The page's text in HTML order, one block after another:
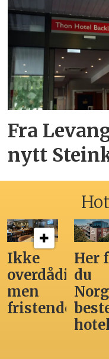
Fra
nytt
Ikke
overdådig,
men
fristende
Her
du